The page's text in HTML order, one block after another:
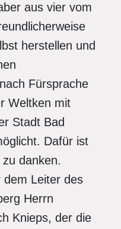
aus vier vom
herstellen und
Fürsprache
Weltken mit
Stadt Bad
Dafür ist
danken.
dem Leiter des
Herrn
Knieps, der die